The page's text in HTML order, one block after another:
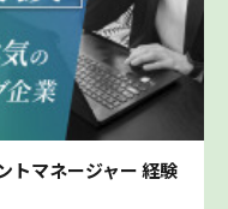
トマネージャー 経験